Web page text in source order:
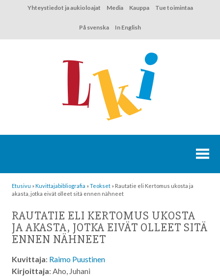
Yhteystiedot ja aukioloajat Media Kauppa Tue toimintaa
På svenska In English
Etusivu »Kuvittaja­bibliografia »Teokset » Rautatie eli Kertomus ukosta ja
akasta, jotka eivät olleet sitä ennen nähneet
RAUTATIE ELI KERTOMUS UKOSTA
JA AKASTA, JOTKA EIVÄT OLLEET SITÄ
ENNEN NÄHNEET
Kuvittaja: Raimo Puustinen
Kirjoittaja: Aho, Juhani